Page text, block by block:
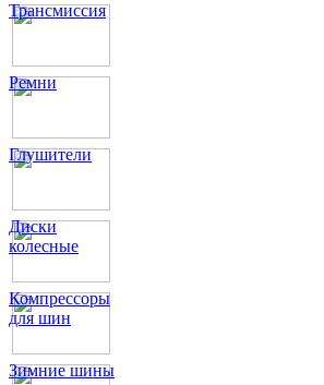
Трансмиссия
Ремни
Глушители
Диски
колесные
Компрессоры
для шин
Зимние шины